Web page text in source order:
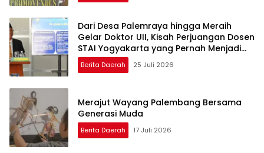
Dari Desa Palemraya hingga Meraih
Gelar Doktor UII, Kisah Perjuangan Dosen
STAI Yogyakarta yang Pernah Menjadi
Driver Taksi Online
Berita Daerah 25 Juli 2026
Merajut Wayang Palembang Bersama
Generasi Muda
Berita Daerah 17 Juli 2026